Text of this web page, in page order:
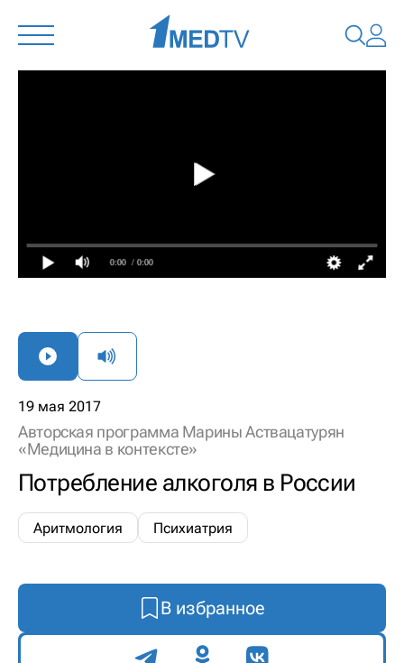
0:00 / 0:00
19 мая 2017
Авторская программа Марины Аствацатурян
«Медицина в контексте»
Потребление алкоголя в России
Аритмология Психиатрия
В избранное
Поделиться